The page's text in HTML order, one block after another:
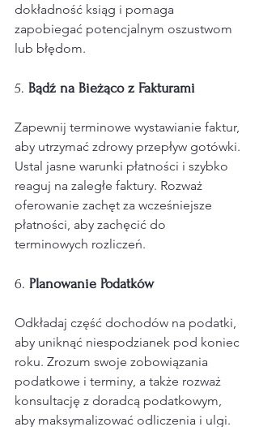
dokładność ksiąg i pomaga
zapobiegać potencjalnym oszustwom
lub błędom.
5. Bądź na Bieżąco z Fakturami
Zapewnij terminowe wystawianie faktur,
aby utrzymać zdrowy przepływ gotówki.
Ustal jasne warunki płatności i szybko
reaguj na zaległe faktury. Rozważ
oferowanie zachęt za wcześniejsze
płatności, aby zachęcić do
terminowych rozliczeń.
6. Planowanie Podatków
Odkładaj część dochodów na podatki,
aby uniknąć niespodzianek pod koniec
roku. Zrozum swoje zobowiązania
podatkowe i terminy, a także rozważ
konsultację z doradcą podatkowym,
aby maksymalizować odliczenia i ulgi.